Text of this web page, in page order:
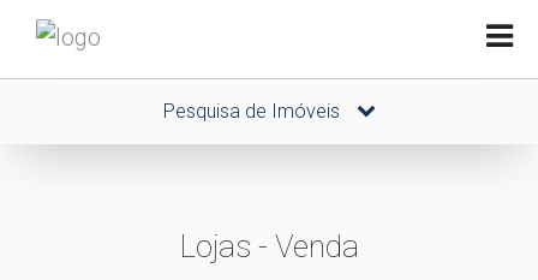
Pesquisa de Imóveis
Lojas - Venda